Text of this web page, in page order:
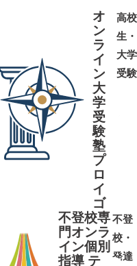
オ
ン
ラ
イ
ン
大
学
受
験
塾
プ
ロ
イ
ゴ
高校
生・
大学
受験
不登校専
門オンラ
イン個別
指導 テ
不登
校・
発達